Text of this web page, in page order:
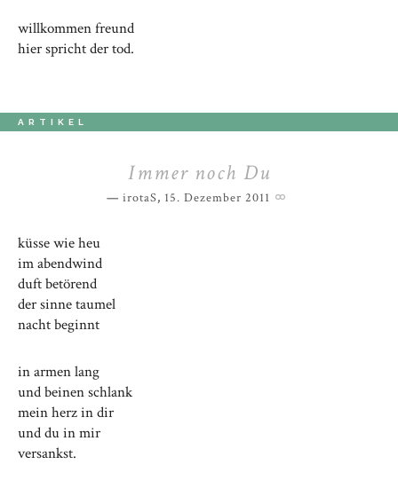
willkommen freund
hier spricht der tod.
ARTIKEL
Immer noch Du
irotaS, 15. Dezember 2011
küsse wie heu
im abendwind
duft betörend
der sinne taumel
nacht beginnt
in armen lang
und beinen schlank
mein herz in dir
und du in mir
versankst.